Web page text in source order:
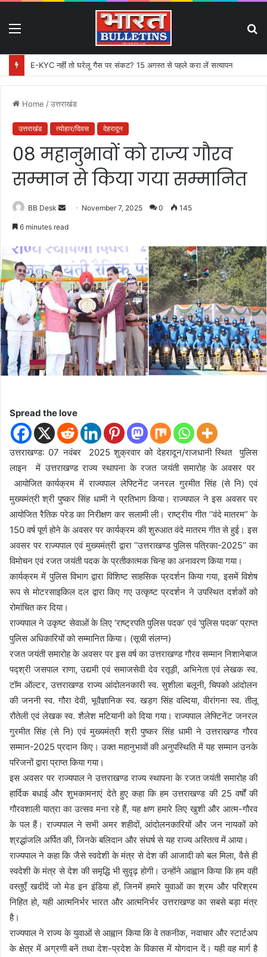
E-KYC नहीं तो घरेलू गैस पर संकट? 15 अगस्त से पहले करा लें सत्यापन
Home /उत्तराखंड
उत्तराखंड त्योहार/दिवस देहरादून
08 महानुभावों को राज्य गौरव
सम्मान से किया गया सम्मानित
BB Desk
e
a
n
e
m
a
November 7, 2025 0 145
6 minutes read
Spread the love
उत्तराखण्ड: 07 नवंबर 2025 शुक्रवार को देहरादून/राजधानी स्थित पुलिस
लाइन में उत्तराखण्ड राज्य स्थापना के रजत जयंती समारोह के अवसर पर
आयोजित कार्यक्रम में राज्यपाल लेफ्टिनेंट जनरल गुरमीत सिंह (से नि) एवं
मुख्यमंत्री श्री पुष्कर सिंह धामी ने प्रतिभाग किया। राज्यपाल ने इस अवसर पर
आयोजित रैतिक परेड का निरीक्षण कर सलामी ली। राष्ट्रीय गीत ‘‘वंदे मातरम’’ के
150 वर्ष पूर्ण होने के अवसर पर कार्यक्रम की शुरुआत वंदे मातरम गीत से हुई। इस
अवसर पर राज्यपाल एवं मुख्यमंत्री द्वारा ‘‘उत्तराखण्ड पुलिस पत्रिका-2025’’ का
विमोचन एवं रजत जयंती पदक के प्रतीकात्मक चिन्ह का अनावरण किया गया।
कार्यक्रम में पुलिस विभाग द्वारा विशिष्ट साहसिक प्रदर्शन किया गया, इसमें विशेष
रूप से मोटरसाइकिल दल द्वारा किए गए उत्कृष्ट प्रदर्शन ने उपस्थित दर्शकों को
रोमांचित कर दिया।
राज्यपाल ने उकृष्ट सेवाओं के लिए ‘राष्ट्रपति पुलिस पदक’ एवं ‘पुलिस पदक’ प्राप्त
पुलिस अधिकारियों को सम्मानित किया। (सूची संलग्न)
रजत जयंती समारोह के अवसर पर इस वर्ष का उत्तराखण्ड गौरव सम्मान निशानेबाज
पद्श्री जसपाल राणा, उद्यमी एवं समाजसेवी देव रतूड़ी, अभिनेता एवं लेखक स्व.
टॉम ऑल्टर, उत्तराखण्ड राज्य आंदोलनकारी स्व. सुशीला बलूनी, चिपको आंदोलन
की जननी स्व. गौरा देवी, भूवैज्ञानिक स्व. खड़ग सिंह वल्दिया, वीरांगना स्व. तीलू
रौतेली एवं लेखक स्व. शैलेश मटियानी को दिया गया। राज्यपाल लेफ्टिनेंट जनरल
गुरमीत सिंह (से नि) एवं मुख्यमंत्री श्री पुष्कर सिंह धामी ने उत्तराखण्ड गौरव
सम्मान-2025 प्रदान किए। उक्त महानुभावों की अनुपस्थिति में यह सम्मान उनके
परिजनों द्वारा प्राप्त किया गया।
इस अवसर पर राज्यपाल ने उत्तराखण्ड राज्य स्थापना के रजत जयंती समारोह की
हार्दिक बधाई और शुभकामनाएं देते हुए कहा कि हम उत्तराखण्ड की 25 वर्षों की
गौरवशाली यात्रा का उत्सव मना रहे हैं, यह क्षण हमारे लिए खुशी और आत्म-गौरव
के पल हैं। राज्यपाल ने सभी अमर शहीदों, आंदोलनकारियों और जन नायकों को
श्रद्धांजलि अर्पित की, जिनके बलिदान और संघर्ष से यह राज्य अस्तित्व में आया।
राज्यपाल ने कहा कि जैसे स्वदेशी के मंत्र से देश की आजादी को बल मिला, वैसे ही
स्वदेशी के मंत्र से देश की समृद्धि भी सुदृढ़ होगी। उन्होंने आह्वान किया कि हम वही
वस्तुएँ खदीदें जो मेड इन इंडिया हों, जिनमें हमारे युवाओं का श्रम और परिश्रम
निहित हो, यही आत्मनिर्भर भारत और आत्मनिर्भर उत्तराखण्ड का सबसे बड़ा मंत्र
है।
राज्यपाल ने राज्य के युवाओं से आह्वान किया कि वे तकनीक, नवाचार और स्टार्टअप
के क्षेत्र में अग्रणी बनें तथा देश-प्रदेश के विकास में योगदान दें। यही वह मार्ग है